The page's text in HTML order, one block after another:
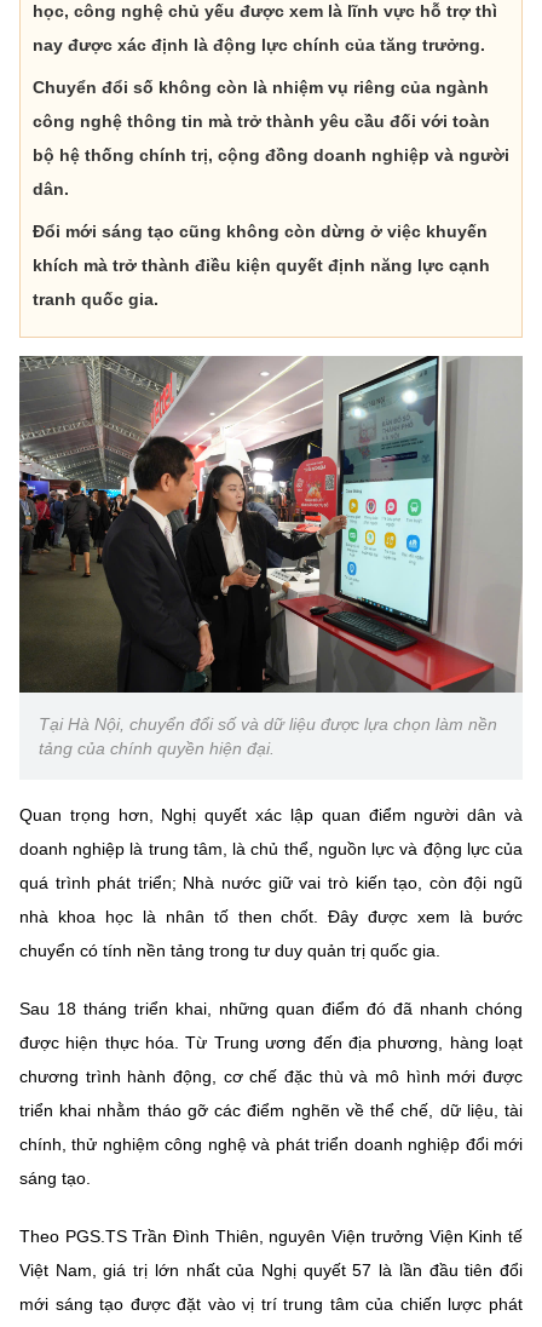
BỘ KHOA HỌC VÀ CÔNG NGHỆ
MINISTRY OF SCIENCE AND TECHNOLOGY
Điều khoản sử dụng Theo dõi MST: Góp ý
Cơ quan chủ quản: Bộ Khoa học và Công nghệ (MST)
Chịu trách nhiệm nội dung: Nguyễn Thị Hải Hằng
Giám đốc Trung tâm Truyền thông Khoa học và Công nghệ.
Địa chỉ: Ban Biên tập Cổng TTĐT - 18 Nguyễn Du, TP. Hà Nội
Điện thoại: 024 3936 9506
©2026 Bản quyền thuộc Bộ Khoa Học và Công Nghệ
(Ghi rõ nguồn "https://mst.gov.vn" khi phát hành lại thông tin từ
website này)
học, công nghệ chủ yếu được xem là lĩnh vực hỗ trợ thì
nay được xác định là động lực chính của tăng trưởng.
Chuyển đổi số không còn là nhiệm vụ riêng của ngành
công nghệ thông tin mà trở thành yêu cầu đối với toàn
bộ hệ thống chính trị, cộng đồng doanh nghiệp và người
dân.
Đổi mới sáng tạo cũng không còn dừng ở việc khuyến
khích mà trở thành điều kiện quyết định năng lực cạnh
tranh quốc gia.
Tại Hà Nội, chuyển đổi số và dữ liệu được lựa chọn làm nền
tảng của chính quyền hiện đại.
Quan trọng hơn, Nghị quyết xác lập quan điểm người dân và
doanh nghiệp là trung tâm, là chủ thể, nguồn lực và động lực của
quá trình phát triển; Nhà nước giữ vai trò kiến tạo, còn đội ngũ
nhà khoa học là nhân tố then chốt. Đây được xem là bước
chuyển có tính nền tảng trong tư duy quản trị quốc gia.
Sau 18 tháng triển khai, những quan điểm đó đã nhanh chóng
được hiện thực hóa. Từ Trung ương đến địa phương, hàng loạt
chương trình hành động, cơ chế đặc thù và mô hình mới được
triển khai nhằm tháo gỡ các điểm nghẽn về thể chế, dữ liệu, tài
chính, thử nghiệm công nghệ và phát triển doanh nghiệp đổi mới
sáng tạo.
Theo PGS.TS Trần Đình Thiên, nguyên Viện trưởng Viện Kinh tế
Việt Nam, giá trị lớn nhất của Nghị quyết 57 là lần đầu tiên đổi
mới sáng tạo được đặt vào vị trí trung tâm của chiến lược phát